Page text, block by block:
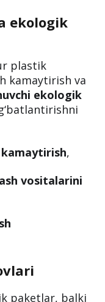
loyiha
qo‘yilgan.
plastik
kamaytirish va
vositalarini